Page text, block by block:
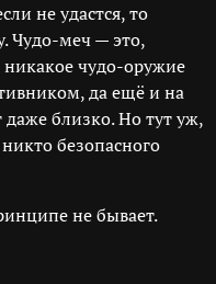
не удастся, то
Чудо-меч — это,
чудо-оружие
да ещё и на
даже близко. Но тут уж,
никто безопасного
не бывает.